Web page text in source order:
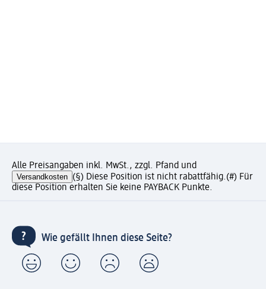
Alle Preisangaben inkl. MwSt., zzgl. Pfand und
Versandkosten (§) Diese Position ist nicht rabattfähig.(#) Für
diese Position erhalten Sie keine PAYBACK Punkte.
Wie gefällt Ihnen diese Seite?